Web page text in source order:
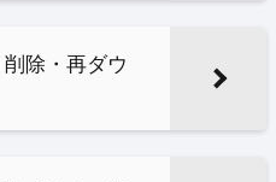
除・再ダウ